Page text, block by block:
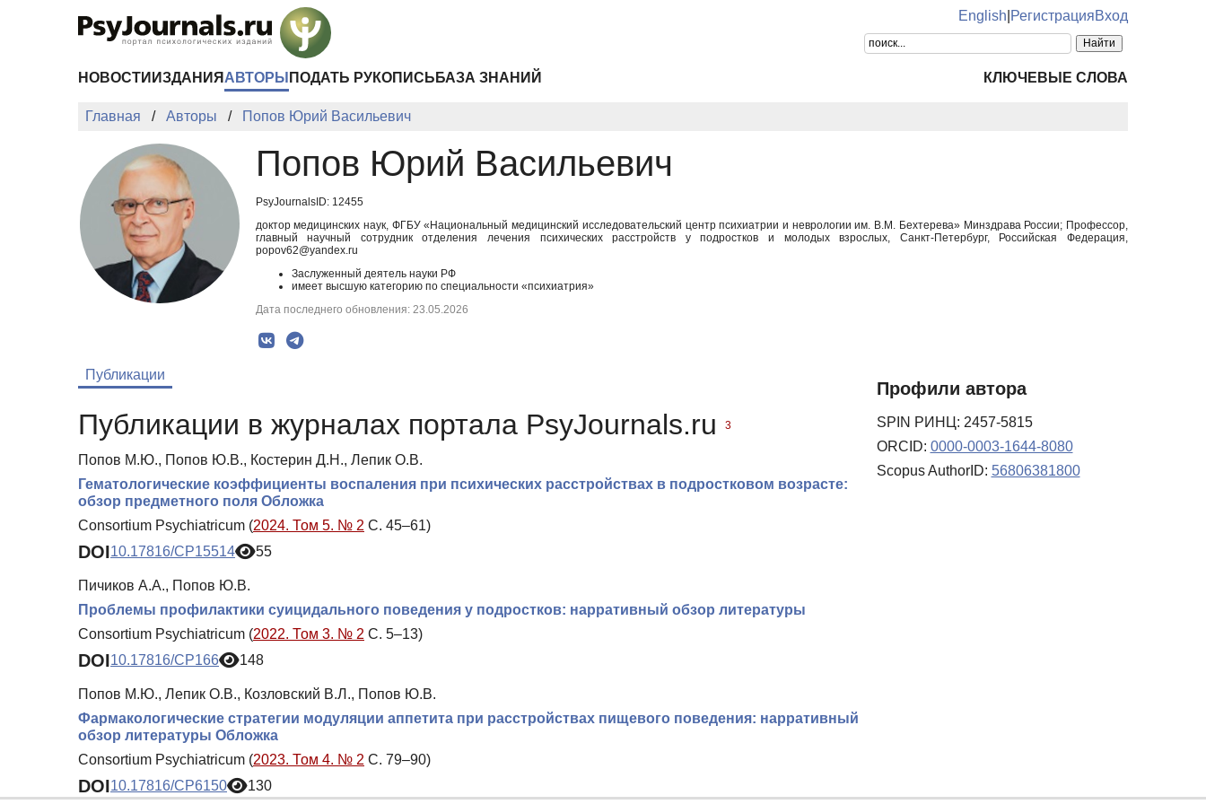
English РегистрацияВход
НОВОСТИ ИЗДАНИЯ АВТОРЫ ПОДАТЬ РУКОПИСЬ БАЗА ЗНАНИЙ КЛЮЧЕВЫЕ СЛОВА
Главная Авторы Попов Юрий Васильевич
Попов Юрий Васильевич
PsyJournalsID: 12455
доктор медицинских наук, ФГБУ «Национальный медицинский исследовательский центр психиатрии и неврологии им. В.М. Бехтерева» Минздрава России; Профессор,
главный научный сотрудник отделения лечения психических расстройств у подростков и молодых взрослых, Санкт-Петербург, Российская Федерация,
popov62@yandex.ru
Заслуженный деятель науки РФ
имеет высшую категорию по специальности «психиатрия»
Дата последнего обновления: 23.05.2026
Публикации
Публикации в журналах портала PsyJournals.ru 3
Попов М.Ю., Попов Ю.В., Костерин Д.Н., Лепик О.В.
Гематологические коэффициенты воспаления при психических расстройствах в подростковом возрасте:
обзор предметного поля Обложка
Consortium Psychiatricum (2024. Том 5. № 2 С. 45–61)
DOI10.17816/CP15514 55
Пичиков А.А., Попов Ю.В.
Проблемы профилактики суицидального поведения у подростков: нарративный обзор литературы
Consortium Psychiatricum (2022. Том 3. № 2 С. 5–13)
DOI10.17816/CP166 148
Попов М.Ю., Лепик О.В., Козловский В.Л., Попов Ю.В.
Фармакологические стратегии модуляции аппетита при расстройствах пищевого поведения: нарративный
обзор литературы Обложка
Consortium Psychiatricum (2023. Том 4. № 2 С. 79–90)
DOI10.17816/CP6150 130
Профили автора
SPIN РИНЦ: 2457-5815
ORCID: 0000-0003-1644-8080
Scopus AuthorID: 56806381800